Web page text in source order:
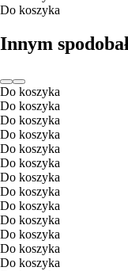
Do koszyka
Innym
Do koszyka
Do koszyka
Do koszyka
Do koszyka
Do koszyka
Do koszyka
Do koszyka
Do koszyka
Do koszyka
Do koszyka
Do koszyka
Do koszyka
Do koszyka